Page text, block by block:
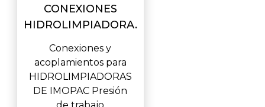
CONEXIONES
HIDROLIMPIADORA.
Conexiones y
acoplamientos para
HIDROLIMPIADORAS
DE IMOPAC Presión